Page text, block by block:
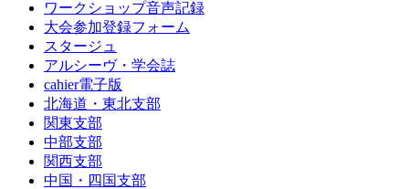
ワークショップ音声記録
大会参加登録フォーム
スタージュ
アルシーヴ・学会誌
cahier電子版
北海道・東北支部
関東支部
中部支部
関西支部
中国・四国支部